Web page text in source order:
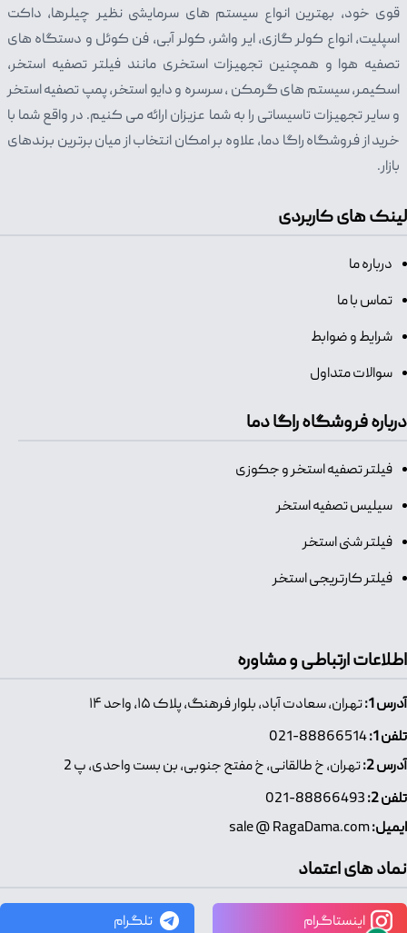
قوی خود، بهترین انواع سیستم های سرمایشی نظیر چیلرها، داکت
اسپلیت، انواع کولر گازی، ایر واشر، کولر آبی، فن کوئل و دستگاه های
تصفیه هوا و همچنین تجهیزات استخری مانند فیلتر تصفیه استخر،
اسکیمر، سیستم های گرمکن ، سرسره و دایو استخر، پمپ تصفیه استخر
و سایر تجهیزات تاسیساتی را به شما عزیزان ارائه می کنیم. در واقع شما با
خرید از فروشگاه راگا دما، علاوه بر امکان انتخاب از میان برترین برندهای
بازار.
لینک های کاربردی
درباره ما
تماس با ما
شرایط و ضوابط
سوالات متداول
درباره فروشگاه راگا دما
فیلتر تصفیه استخر و جکوزی
سیلیس تصفیه استخر
فیلتر شنی استخر
فیلتر کارتریجی استخر
اطلاعات ارتباطی و مشاوره
آدرس 1:
تهران، سعادت آباد، بلوار فرهنگ، پلاک ۱۵، واحد ۱۴
تلفن 1:
88866514-021
آدرس 2:
تهران، خ طالقانی، خ مفتح جنوبی، بن بست واحدی، پ 2
تلفن 2:
88866493-021
ایمیل:
نماد های اعتماد
اینستاگرام تلگرام